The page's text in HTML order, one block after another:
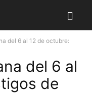
del 6 al 12 de octubre:
del 6 al
de